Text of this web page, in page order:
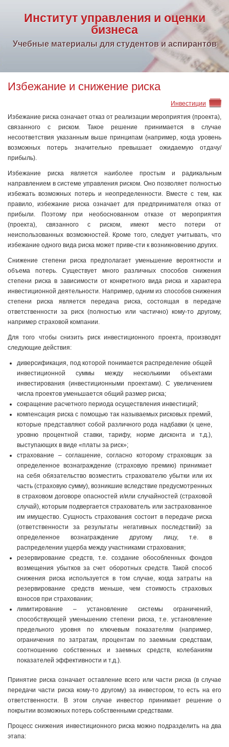
Институт управления и оценки
бизнеса
Учебные материалы для студентов и аспирантов
Избежание и снижение риска
Инвестиции
Избежание риска означает отказ от реализации мероприятия (проекта),
связанного с риском. Такое решение принимается в случае
несоответствия указанным выше принципам (например, когда уровень
возможных потерь значительно превышает ожидаемую отдачу/
прибыль).
Избежание риска является наиболее простым и радикальным
направлением в системе управления риском. Оно позволяет полностью
избежать возможных потерь и неопределенности. Вместе с тем, как
правило, избежание риска означает для предпринимателя отказ от
прибыли. Поэтому при необоснованном отказе от мероприятия
(проекта), связанного с риском, имеют место потери от
неиспользованных возможностей. Кроме того, следует учитывать, что
избежание одного вида риска может приве-сти к возникновению других.
Снижение степени риска предполагает уменьшение вероятности и
объема потерь. Существует много различных способов снижения
степени риска в зависимости от конкретного вида риска и характера
инвестиционной деятельности. Например, одним из способов снижения
степени риска является передача риска, состоящая в передаче
ответственности за риск (полностью или частично) кому-то другому,
например страховой компании.
Для того чтобы снизить риск инвестиционного проекта, производят
следующие действия:
диверсификация, под которой понимается распределение общей
инвестиционной суммы между несколькими объектами
инвестирования (инвестиционными проектами). С увеличением
числа проектов уменьшается общий размер риска;
сокращение расчетного периода осуществления инвестиций;
компенсация риска с помощью так называемых рисковых премий,
которые представляют собой различного рода надбавки (к цене,
уровню процентной ставки, тарифу, норме дисконта и т.д.),
выступающих в виде «платы за риск»;
страхование – соглашение, согласно которому страховщик за
определенное вознаграждение (страховую премию) принимает
на себя обязательство возместить страхователю убытки или их
часть (страховую сумму), возникшие вследствие предусмотренных
в страховом договоре опасностей и/или случайностей (страховой
случай), которым подвергается страхователь или застрахованное
им имущество. Сущность страхования состоит в передаче риска
(ответственности за результаты негативных последствий) за
определенное вознаграждение другому лицу, т.е. в
распределении ущерба между участниками страхования;
резервирование средств, т.е. создание обособленных фондов
возмещения убытков за счет оборотных средств. Такой способ
снижения риска используется в том случае, когда затраты на
резервирование средств меньше, чем стоимость страховых
взносов при страховании;
лимитирование – установление системы ограничений,
способствующей уменьшению степени риска, т.е. установление
предельного уровня по ключевым показателям (например,
ограничения по затратам, процентам по заемным средствам,
соотношению собственных и заемных средств, колебаниям
показателей эффективности и т.д.).
Принятие риска означает оставление всего или части риска (в случае
передачи части риска кому-то другому) за инвестором, то есть на его
ответственности. В этом случае инвестор принимает решение о
покрытии возможных потерь собственными средствами.
Процесс снижения инвестиционного риска можно подразделить на два
этапа: